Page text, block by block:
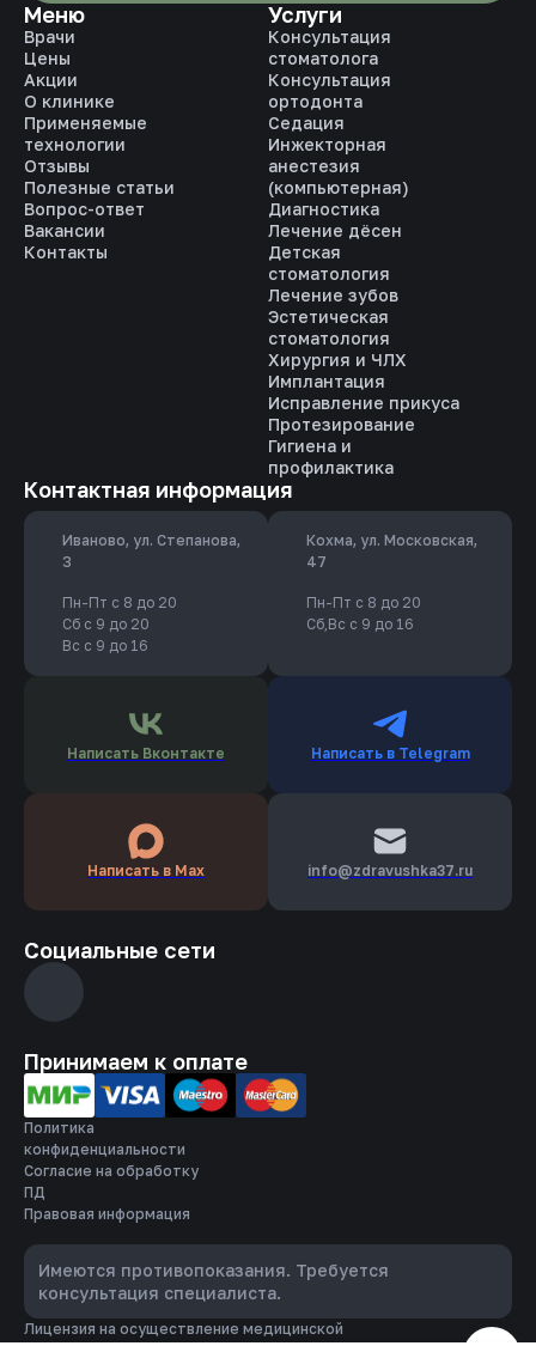
Меню
Врачи
Цены
Акции
О клинике
Применяемые
технологии
Отзывы
Полезные статьи
Вопрос-ответ
Вакансии
Контакты
Услуги
Консультация
стоматолога
Консультация
ортодонта
Седация
Инжекторная
анестезия
(компьютерная)
Диагностика
Лечение дёсен
Детская
стоматология
Лечение зубов
Эстетическая
стоматология
Хирургия и ЧЛХ
Имплантация
Исправление прикуса
Протезирование
Гигиена и
профилактика
Контактная информация
Иваново, ул. Степанова,
3
Пн-Пт с 8 до 20
Сб с 9 до 20
Вс с 9 до 16
Кохма, ул. Московская,
47
Пн-Пт с 8 до 20
Сб,Вс с 9 до 16
Написать Вконтакте Написать в Telegram
Написать в Max info­@zdravushka37.ru
Социальные сети
Принимаем к оплате
Политика
конфиденциальности
Согласие на обработку
ПД
Правовая информация
Имеются противопоказания. Требуется
консультация специалиста.
Лицензия на осуществление медицинской